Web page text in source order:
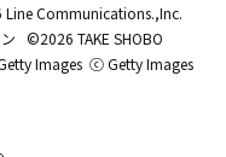
Line Communications.,Inc.
©2026 TAKE SHOBO
Images ⓒ Getty Images